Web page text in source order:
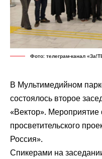
Фото: телеграм-канал
В Мультимедийном
состоялось второе
«Вектор». Мероприятие
просветительского
Россия».
Спикерами на